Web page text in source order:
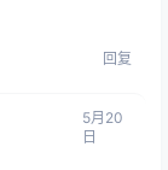
回复
5月20
日